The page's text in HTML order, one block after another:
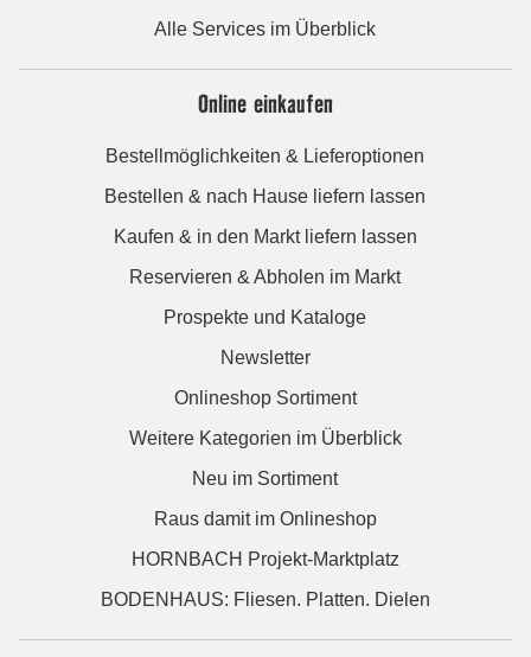
Alle Services im Überblick
Online einkaufen
Bestellmöglichkeiten & Lieferoptionen
Bestellen & nach Hause liefern lassen
Kaufen & in den Markt liefern lassen
Reservieren & Abholen im Markt
Prospekte und Kataloge
Newsletter
Onlineshop Sortiment
Weitere Kategorien im Überblick
Neu im Sortiment
Raus damit im Onlineshop
HORNBACH Projekt-Marktplatz
BODENHAUS: Fliesen. Platten. Dielen